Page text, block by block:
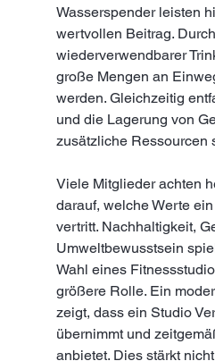
Wasserspender leisten
wertvollen Beitrag.
wiederverwendbarer
große Mengen an
werden. Gleichzeitig
und die Lagerung von
zusätzliche Ressourcen
Viele Mitglieder achten
darauf, welche Werte
vertritt. Nachhaltigkeit,
Umweltbewusstsein
Wahl eines
größere Rolle. Ein
zeigt, dass ein Studio
übernimmt und
anbietet. Dies stärkt